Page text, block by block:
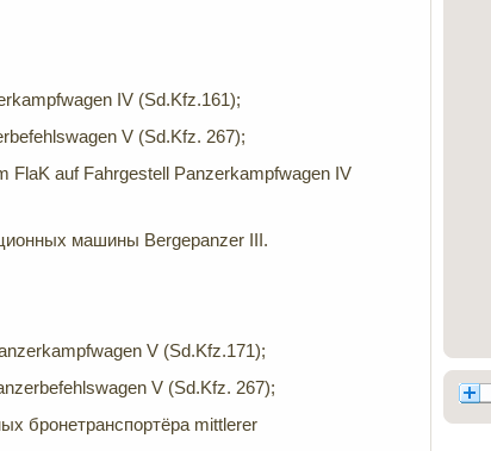
IV (Sd.Kfz.161);
V (Sd.Kfz. 267);
FlaK auf Fahrgestell Panzerkampfwagen IV
машины Bergepanzer III.
V (Sd.Kfz.171);
V (Sd.Kfz. 267);
бронетранспортёра mittlerer